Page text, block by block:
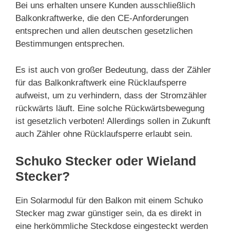
Bei uns erhalten unsere Kunden ausschließlich
Balkonkraftwerke, die den CE-Anforderungen
entsprechen und allen deutschen gesetzlichen
Bestimmungen entsprechen.
Es ist auch von großer Bedeutung, dass der Zähler
für das Balkonkraftwerk eine Rücklaufsperre
aufweist, um zu verhindern, dass der Stromzähler
rückwärts läuft. Eine solche Rückwärtsbewegung
ist gesetzlich verboten! Allerdings sollen in Zukunft
auch Zähler ohne Rücklaufsperre erlaubt sein.
Schuko Stecker oder Wieland
Stecker?
Ein Solarmodul für den Balkon mit einem Schuko
Stecker mag zwar günstiger sein, da es direkt in
eine herkömmliche Steckdose eingesteckt werden